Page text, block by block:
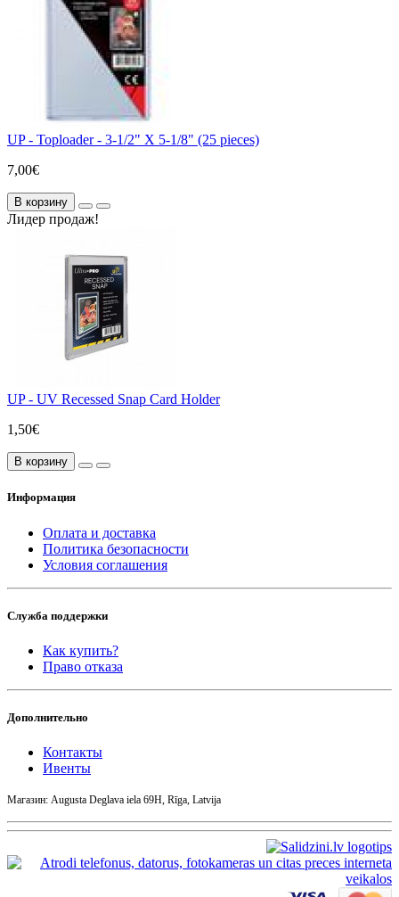
UP - Toploader - 3-1/2" X 5-1/8" (25 pieces)
7,00€
В корзину
Лидер продаж!
UP - UV Recessed Snap Card Holder
1,50€
В корзину
Информация
Оплата и доставка
Политика безопасности
Условия соглашения
Служба поддержки
Как купить?
Право отказа
Дополнительно
Контакты
Ивенты
Магазин: Augusta Deglava iela 69H, Rīga, Latvija